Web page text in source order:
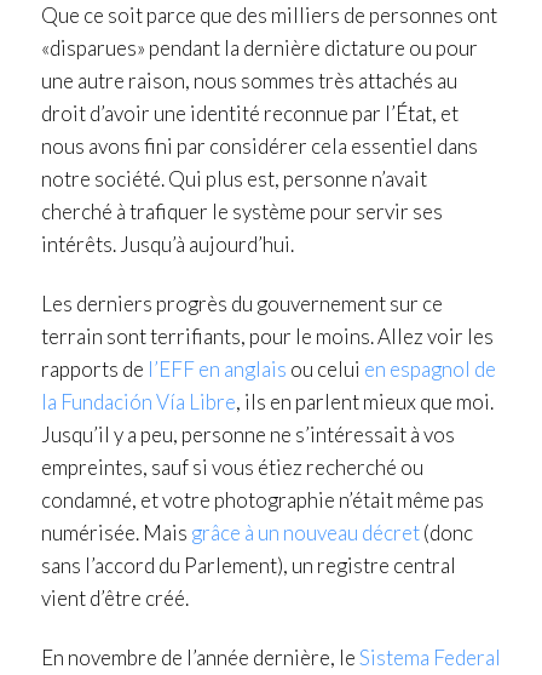
Que ce soit parce que des milliers de personnes ont
«disparues» pendant la dernière dictature ou pour
une autre raison, nous sommes très attachés au
droit d’avoir une identité reconnue par l’État, et
nous avons fini par considérer cela essentiel dans
notre société. Qui plus est, personne n’avait
cherché à trafiquer le système pour servir ses
intérêts. Jusqu’à aujourd’hui.
Les derniers progrès du gouvernement sur ce
terrain sont terrifiants, pour le moins. Allez voir les
rapports de l’EFF en anglais ou celui en espagnol de
la Fundación Vía Libre, ils en parlent mieux que moi.
Jusqu’il y a peu, personne ne s’intéressait à vos
empreintes, sauf si vous étiez recherché ou
condamné, et votre photographie n’était même pas
numérisée. Mais grâce à un nouveau décret(donc
sans l’accord du Parlement), un registre central
vient d’être créé.
En novembre de l’année dernière, leSistema Federal